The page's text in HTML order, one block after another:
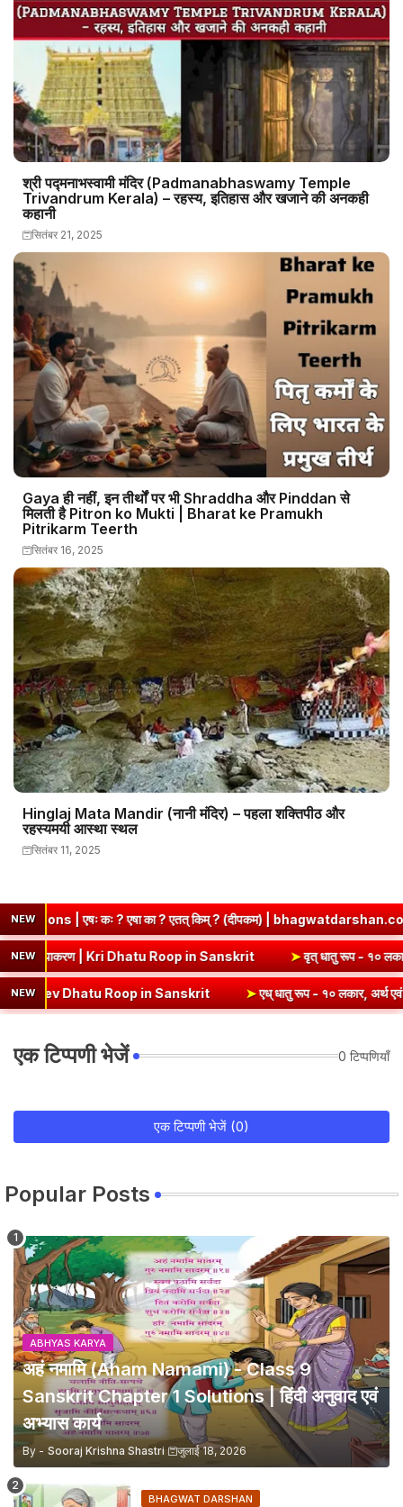
श्री पद्मनाभस्वामी मंदिर (Padmanabhaswamy Temple
Trivandrum Kerala) – रहस्य, इतिहास और खजाने की अनकही
कहानी
सितंबर 21, 2025
Gaya ही नहीं, इन तीर्थों पर भी Shraddha और Pinddan से
मिलती है Pitron ko Mukti | Bharat ke Pramukh
Pitrikarm Teerth
सितंबर 16, 2025
Hinglaj Mata Mandir (नानी मंदिर) – पहला शक्तिपीठ और
रहस्यमयी आस्था स्थल
सितंबर 11, 2025
NEW
का ? एतत् किम् ? (दीपकम) | bhagwatdarshan.com ➤Class 6
NEW
(उभयपदी) - १० लकार, अर्थ एवं व्याकरण | Kri Dhatu Roop in Sanskrit
NEW
Roop in Sanskrit ➤एध् धातु रूप - १० लकार, अर्थ एवं व्याकरण | Edh
एक टिप्पणी भेजें 0 टिप्पणियाँ
एक टिप्पणी भेजें (0)
Popular Posts
ABHYAS KARYA
अहं नमामि (Aham Namami) - Class 9
Sanskrit Chapter 1 Solutions | हिंदी अनुवाद एवं
अभ्यास कार्य
By - Sooraj Krishna Shastri जुलाई 18, 2026
BHAGWAT DARSHAN